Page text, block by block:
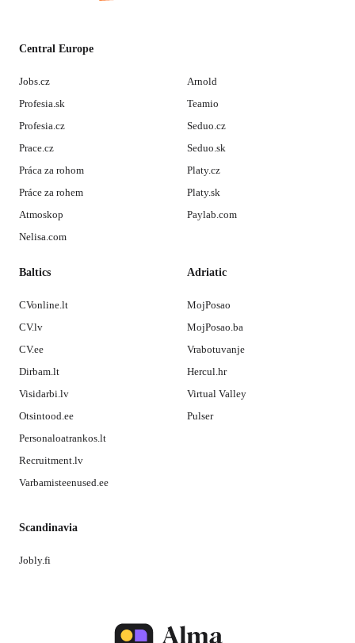
Central Europe
Jobs.cz
Profesia.sk
Profesia.cz
Prace.cz
Práca za rohom
Práce za rohem
Atmoskop
Nelisa.com
Arnold
Teamio
Seduo.cz
Seduo.sk
Platy.cz
Platy.sk
Paylab.com
Baltics
CVonline.lt
CV.lv
CV.ee
Dirbam.lt
Visidarbi.lv
Otsintood.ee
Personaloatrankos.lt
Recruitment.lv
Varbamisteenused.ee
Adriatic
MojPosao
MojPosao.ba
Vrabotuvanje
Hercul.hr
Virtual Valley
Pulser
Scandinavia
Jobly.fi